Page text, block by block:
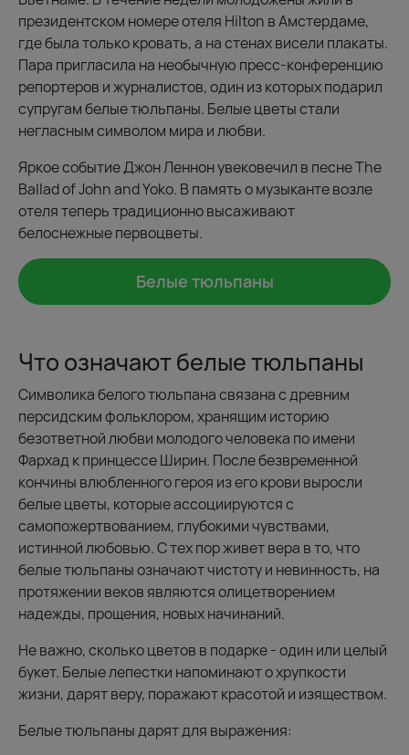
президентском номере отеля Hilton в Амстердаме,
где была только кровать, а на стенах висели плакаты.
Пара пригласила на необычную пресс-конференцию
репортеров и журналистов, один из которых подарил
супругам белые тюльпаны. Белые цветы стали
негласным символом мира и любви.
Яркое событие Джон Леннон увековечил в песне The
Ballad of John and Yoko. В память о музыканте возле
отеля теперь традиционно высаживают
белоснежные первоцветы.
Белые тюльпаны
Что означают белые тюльпаны
Символика белого тюльпана связана с древним
персидским фольклором, хранящим историю
безответной любви молодого человека по имени
Фархад к принцессе Ширин. После безвременной
кончины влюбленного героя из его крови выросли
белые цветы, которые ассоциируются с
самопожертвованием, глубокими чувствами,
истинной любовью. С тех пор живет вера в то, что
белые тюльпаны означают чистоту и невинность, на
протяжении веков являются олицетворением
надежды, прощения, новых начинаний.
Не важно, сколько цветов в подарке - один или целый
букет. Белые лепестки напоминают о хрупкости
жизни, дарят веру, поражают красотой и изяществом.
Белые тюльпаны дарят для выражения: